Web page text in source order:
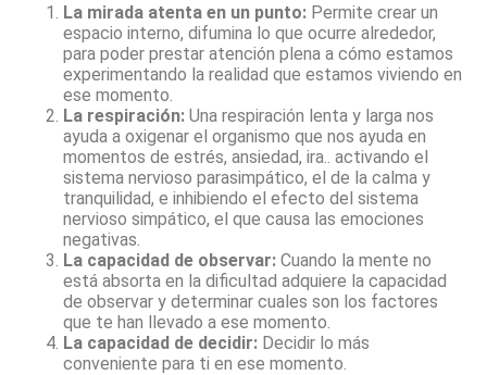
La mirada atenta en un punto: Permite crear un
espacio interno, difumina lo que ocurre alrededor,
para poder prestar atención plena a cómo estamos
experimentando la realidad que estamos viviendo en
ese momento.
La respiración: Una respiración lenta y larga nos
ayuda a oxigenar el organismo que nos ayuda en
momentos de estrés, ansiedad, ira.. activando el
sistema nervioso parasimpático, el de la calma y
tranquilidad, e inhibiendo el efecto del sistema
nervioso simpático, el que causa las emociones
negativas.
La capacidad de observar: Cuando la mente no
está absorta en la dificultad adquiere la capacidad
de observar y determinar cuales son los factores
que te han llevado a ese momento.
La capacidad de decidir: Decidir lo más
conveniente para ti en ese momento.